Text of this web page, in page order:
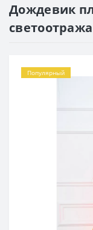
Дождевик
Популярный